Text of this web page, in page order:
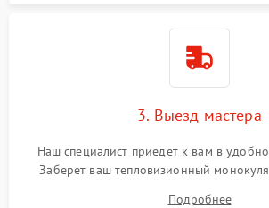
3. Выезд мастера
Наш специалист приедет к вам в
Заберет ваш тепловизионный
Подробнее